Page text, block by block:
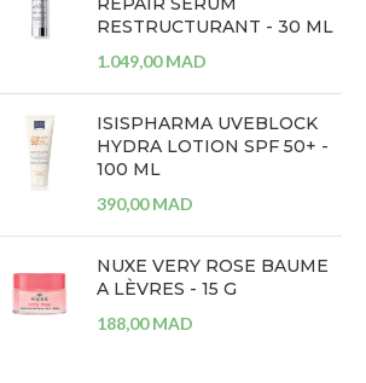
RESTRUCTURANT - 30 ML
1.049,00MAD
ISISPHARMA UVEBLOCK
HYDRA LOTION SPF 50+ -
100 ML
390,00MAD
NUXE VERY ROSE BAUME
A LÈVRES - 15 G
188,00MAD